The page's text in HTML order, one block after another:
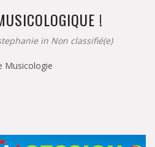
!
in Non classifié(e)
Musicologie